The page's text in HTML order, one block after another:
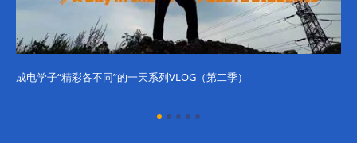
成电学子“精彩各不同”的一天系列VLOG（第二季）